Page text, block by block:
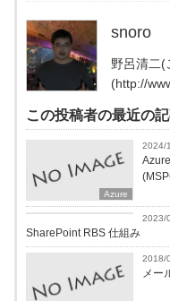
snoro
野呂清二(
(http://
この投稿者の最近の
Azure
2024/
Microsoft365
2023/
SharePoint RBS 仕組み
2018/
メー